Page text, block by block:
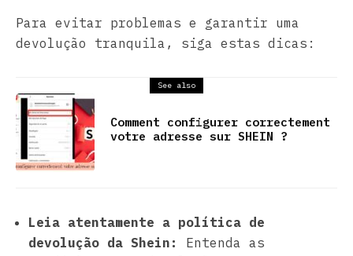
Para evitar problemas e garantir uma
devolução tranquila, siga estas dicas:
See also
Comment configurer correctement
votre adresse sur SHEIN ?
Leia atentamente a política de
devolução da Shein:
Entenda as